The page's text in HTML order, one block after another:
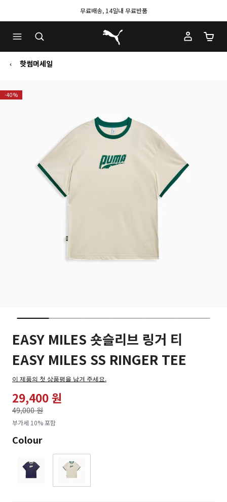
무료배송, 14일내 무료반품
푸마 홈
장바
핫썸머세일
-40%
EASY MILES 숏슬리브 링거 티
EASY MILES SS RINGER TEE
이 제품의 첫 상품평을 남겨 주세요.
29,400 원
49,000 원
로
부가세 10% 포함
Colour